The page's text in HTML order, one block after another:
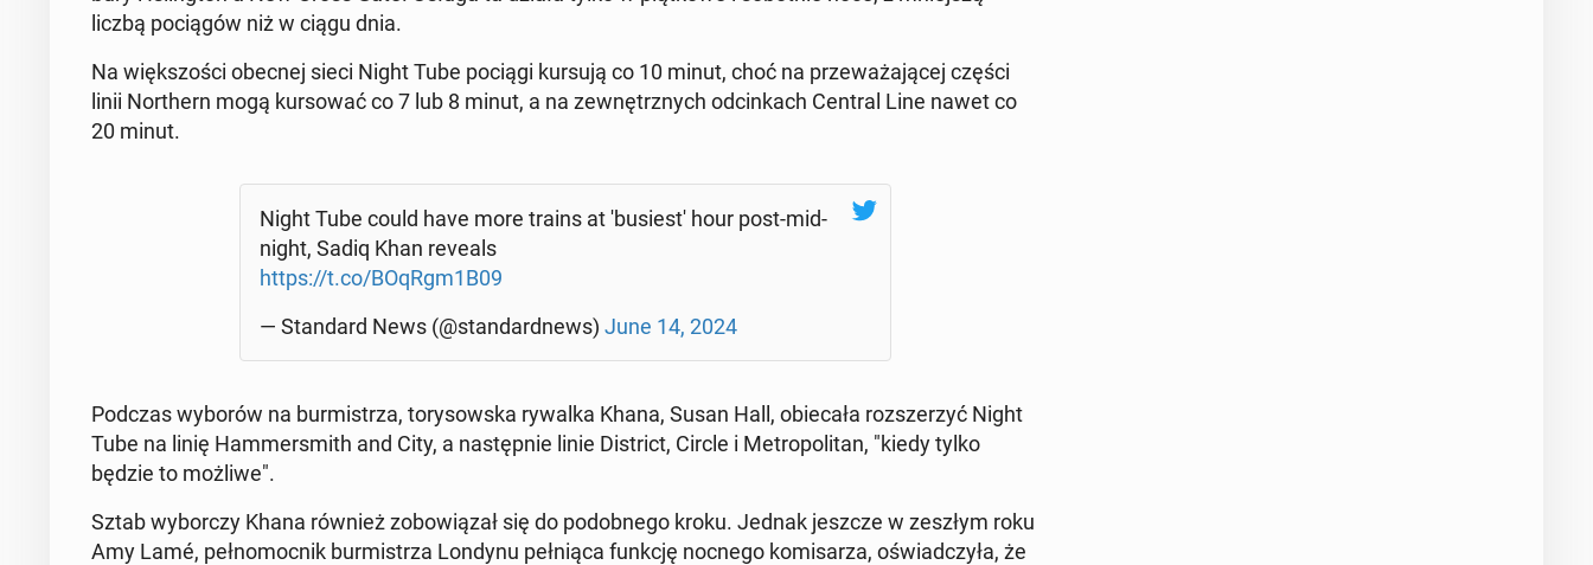
liczbą po­cią­gów niż w ciągu dnia.
Na więk­szo­ści obecnej sieci Night Tube pociągi kursują co 10 minut, choć na prze­wa­ża­ją­cej części
linii Nor­thern mogą kur­so­wać co 7 lub 8 minut, a na ze­wnętrz­nych od­cin­kach Central Line nawet co
20 minut.
Night Tube could have more trains at 'bu­sie­st' hour post-mid­
ni­ght, Sadiq Khan reveals
https://t.co/BOqRgm1B09
— Stan­dard News (@stan­dard­news) June 14, 2024
Podczas wyborów na bur­mi­strza, to­ry­sow­ska rywalka Khana, Susan Hall, obie­ca­ła roz­sze­rzyć Night
Tube na linię Ham­mer­smith and City, a na­stęp­nie linie Di­strict, Circle i Me­tro­po­li­tan, "kiedy tylko
będzie to możliwe".
Sztab wy­bor­czy Khana również zo­bo­wią­zał się do po­dob­ne­go kroku. Jednak jeszcze w zeszłym roku
Amy Lamé, peł­no­moc­nik bur­mi­strza Londynu peł­nią­ca funkcję nocnego ko­mi­sa­rza, oświad­czy­ła, że